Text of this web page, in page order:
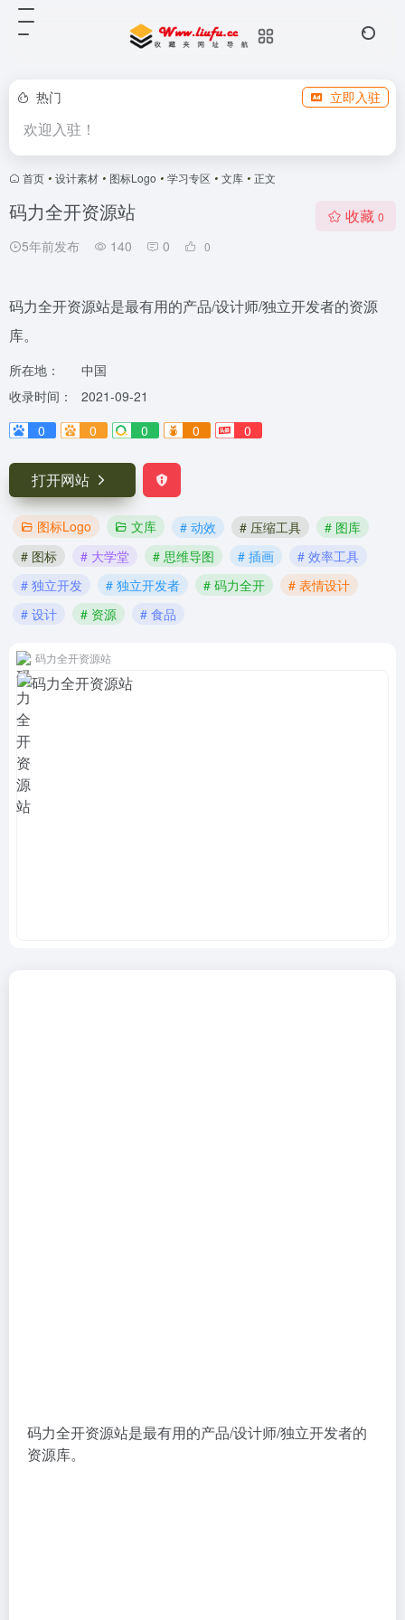
热门 立即入驻
欢迎入驻！
首页 • 设计素材 • 图标Logo • 学习专区 • 文库 • 正文
码力全开资源站
5年前发布 140 0 0
收藏 0
码力全开资源站是最有用的产品/设计师/独立开发者的资源
库。
所在地：
中国
收录时间：
2021-09-21
0
0 0 0 0
打开网站
图标Logo 文库 # 动效 # 压缩工具
# 图库
# 图标
# 大学堂 # 思维导图 # 插画
# 效率工具
# 独立开发
# 独立开发者 # 码力全开
# 表情设计
# 设计
# 资源 # 食品
码力全开资源站
码力全开资源站是最有用的产品/设计师/独立开发者的
资源库。